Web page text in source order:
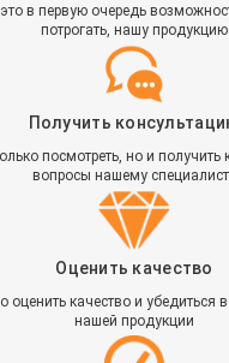
в первую очередь
потрогать, нашу продукцию
Получить
посмотреть, но и получить
вопросы нашему
Оценить качество
качество и убедиться
нашей продукции